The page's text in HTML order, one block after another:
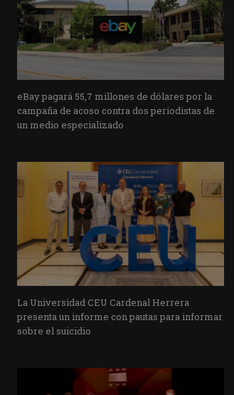
eBay pagará 55,7 millones de dólares por la
campaña de acoso contra dos periodistas de
un medio especializado
La Universidad CEU Cardenal Herrera
presenta un informe con pautas para informar
sobre el suicidio